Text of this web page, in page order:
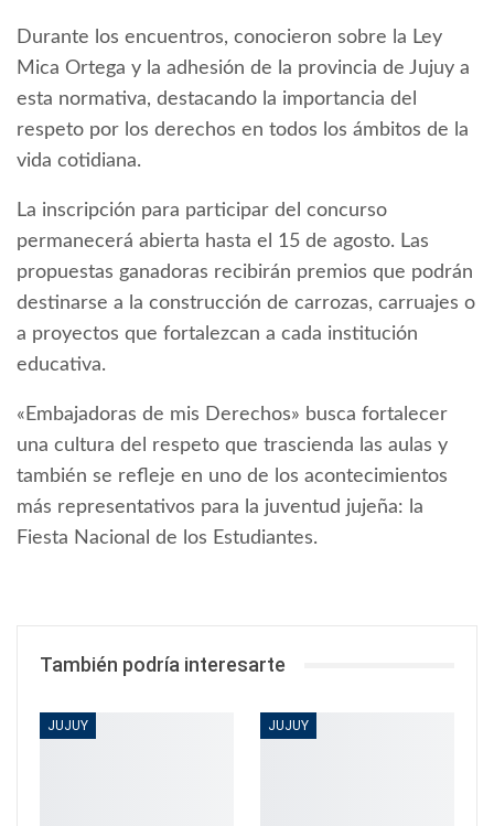
Durante los encuentros, conocieron sobre la Ley
Mica Ortega y la adhesión de la provincia de Jujuy a
esta normativa, destacando la importancia del
respeto por los derechos en todos los ámbitos de la
vida cotidiana.
La inscripción para participar del concurso
permanecerá abierta hasta el 15 de agosto. Las
propuestas ganadoras recibirán premios que podrán
destinarse a la construcción de carrozas, carruajes o
a proyectos que fortalezcan a cada institución
educativa.
«Embajadoras de mis Derechos» busca fortalecer
una cultura del respeto que trascienda las aulas y
también se refleje en uno de los acontecimientos
más representativos para la juventud jujeña: la
Fiesta Nacional de los Estudiantes.
También podría interesarte
JUJUY JUJUY